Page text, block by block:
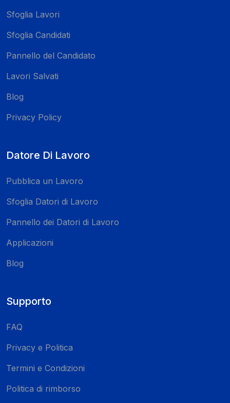
Sfoglia Lavori
Sfoglia Candidati
Pannello del Candidato
Lavori Salvati
Blog
Privacy Policy
Datore Di Lavoro
Pubblica un Lavoro
Sfoglia Datori di Lavoro
Pannello dei Datori di Lavoro
Applicazioni
Blog
Supporto
FAQ
Privacy e Politica
Termini e Condizioni
Politica di rimborso